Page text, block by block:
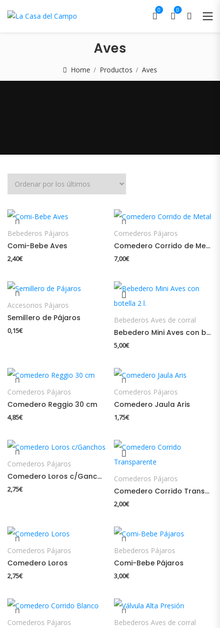
0 0
Aves
Home Productos Aves
Bebederos Pájaros
Comi-Bebe Aves
2,40€
Comederos Pájaros
Comedero Corrido de Metal
7,00€
Accesorios Pájaros
Semillero de Pájaros
0,15€
Bebederos Aves de corral
Bebedero Mini Aves con botella 2 l.
5,00€
Comederos Pájaros
Comedero Reggio 30 cm
4,85€
Comederos Pájaros
Comedero Jaula Aris
1,75€
Comederos Pájaros
Comedero Loros c/Ganchos
2,75€
Comederos Pájaros
Comedero Corrido Transparente
2,00€
Comederos Pájaros
Comedero Loros
2,75€
Bebederos Pájaros
Comi-Bebe Pájaros
3,00€
Comederos Pájaros Bebederos Aves de corral